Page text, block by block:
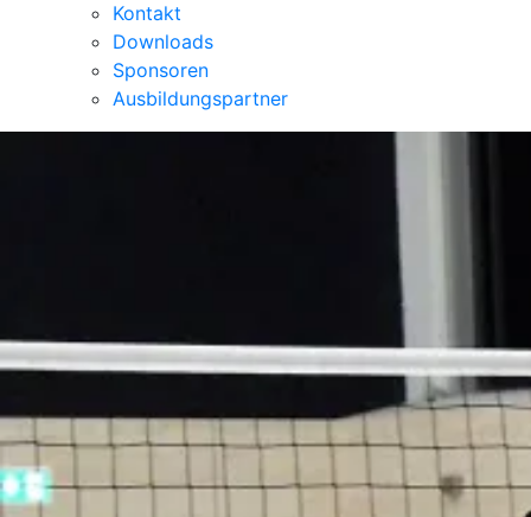
Kontakt
Downloads
Sponsoren
Ausbildungspartner